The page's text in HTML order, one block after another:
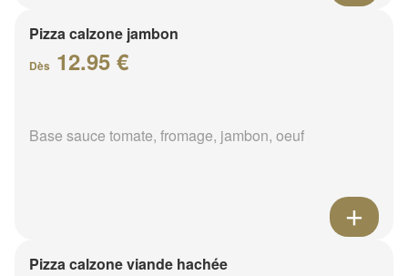
Pizza calzone jambon
Dès 12.95 €
Base sauce tomate, fromage, jambon, oeuf
Pizza calzone viande hachée